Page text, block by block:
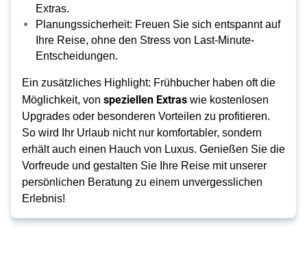
Extras.
Planungssicherheit: Freuen Sie sich entspannt auf
Ihre Reise, ohne den Stress von Last-Minute-
Entscheidungen.
Ein zusätzliches Highlight: Frühbucher haben oft die
Möglichkeit, von speziellen Extras wie kostenlosen
Upgrades oder besonderen Vorteilen zu profitieren.
So wird Ihr Urlaub nicht nur komfortabler, sondern
erhält auch einen Hauch von Luxus. Genießen Sie die
Vorfreude und gestalten Sie Ihre Reise mit unserer
persönlichen Beratung zu einem unvergesslichen
Erlebnis!